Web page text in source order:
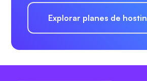
Explorar planes de